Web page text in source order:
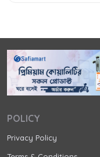
POLICY
Privacy Policy